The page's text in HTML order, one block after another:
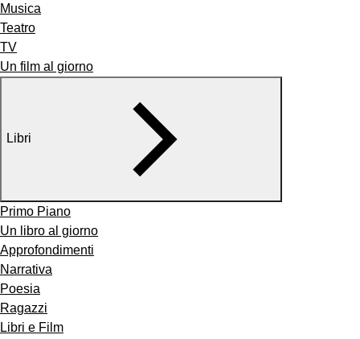
Musica
Teatro
TV
Un film al giorno
Libri
Primo Piano
Un libro al giorno
Approfondimenti
Narrativa
Poesia
Ragazzi
Libri e Film